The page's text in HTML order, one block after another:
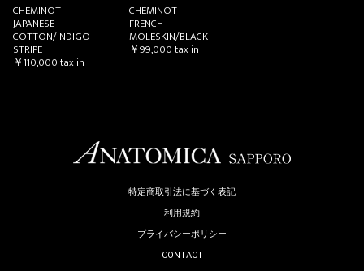
CHEMINOT
JAPANESE
COTTON/INDIGO
STRIPE
￥110,000tax in
CHEMINOT
FRENCH
MOLESKIN/BLACK
￥99,000tax in
特定商取引法に基づく表記
利用規約
プライバシーポリシー
CONTACT